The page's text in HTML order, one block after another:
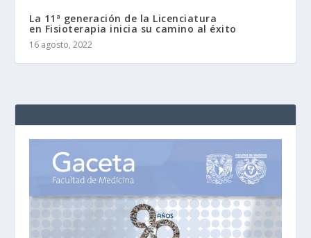
La 11ª generación de la Licenciatura
en Fisioterapia inicia su camino al éxito
16 agosto, 2022